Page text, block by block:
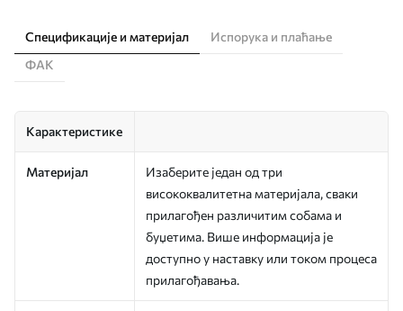
Спецификације и материјал
Испорука и плаћање
ФАК
Карактеристике
Материјал
Изаберите један од три
висококвалитетна материјала, сваки
прилагођен различитим собама и
буџетима. Више информација је
доступно у наставку или током процеса
прилагођавања.